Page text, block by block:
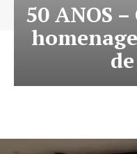
50 ANOS